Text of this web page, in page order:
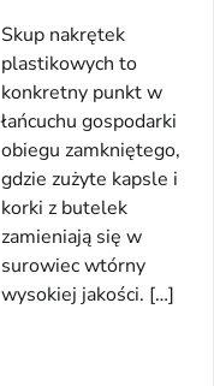
Skup nakrętek
plastikowych to
konkretny punkt w
łańcuchu gospodarki
obiegu zamkniętego,
gdzie zużyte kapsle i
korki z butelek
zamieniają się w
surowiec wtórny
wysokiej jakości. […]